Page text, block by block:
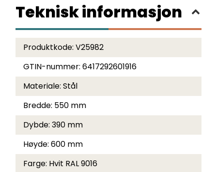
Teknisk informasjon
Produktkode: V25982
GTIN-nummer: 6417292601916
Materiale: Stål
Bredde: 550 mm
Dybde: 390 mm
Høyde: 600 mm
Farge: Hvit RAL 9016